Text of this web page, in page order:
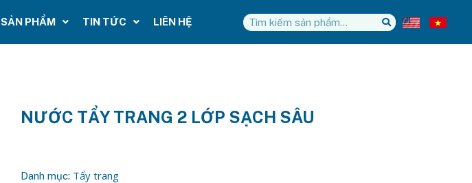
SẢN PHẨM TIN TỨC LIÊN HỆ
NƯỚC TẨY TRANG 2 LỚP SẠCH SÂU
Danh mục: Tẩy trang